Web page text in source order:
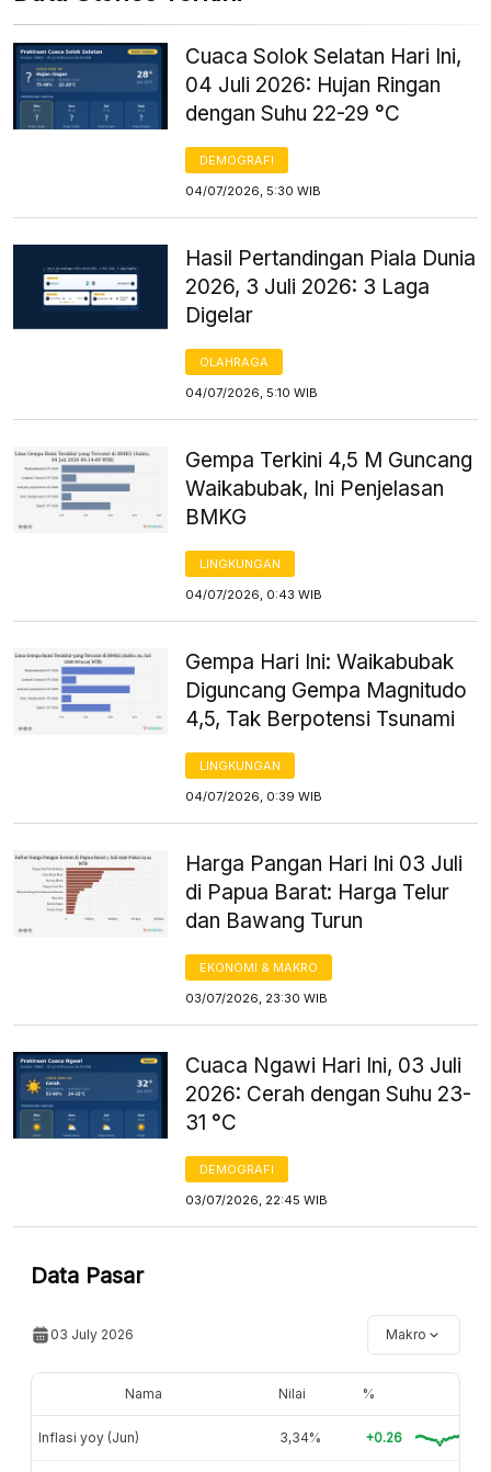
Cuaca Solok Selatan Hari Ini,
04 Juli 2026: Hujan Ringan
dengan Suhu 22-29 °C
DEMOGRAFI
04/07/2026, 5:30 WIB
Hasil Pertandingan Piala Dunia
2026, 3 Juli 2026: 3 Laga
Digelar
OLAHRAGA
04/07/2026, 5:10 WIB
Gempa Terkini 4,5 M Guncang
Waikabubak, Ini Penjelasan
BMKG
LINGKUNGAN
04/07/2026, 0:43 WIB
Gempa Hari Ini: Waikabubak
Diguncang Gempa Magnitudo
4,5, Tak Berpotensi Tsunami
LINGKUNGAN
04/07/2026, 0:39 WIB
Harga Pangan Hari Ini 03 Juli
di Papua Barat: Harga Telur
dan Bawang Turun
EKONOMI & MAKRO
03/07/2026, 23:30 WIB
Cuaca Ngawi Hari Ini, 03 Juli
2026: Cerah dengan Suhu 23-
31 °C
DEMOGRAFI
03/07/2026, 22:45 WIB
Data Pasar
03 July 2026 Makro
Nama Nilai %
Inflasi yoy (Jun) 3,34% +0.26